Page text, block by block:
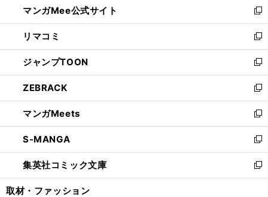
く
ド
ウ
で
開
く
ィ
ン
ド
ウ
で
開
く
い
ウ
ィ
ン
ド
ウ
で
開
く
マンガMee公式サイト
新
し
い
ウ
ィ
ン
ド
ウ
で
開
く
リマコミ
新
し
い
ウ
ィ
ン
ド
ウ
で
開
く
ジャンプTOON
新
し
い
ウ
ィ
ン
ド
ウ
で
開
ZEBRACK
新
し
い
ウ
ィ
ン
ド
ウ
マンガMeets
新
し
い
ウ
ィ
ン
S-MANGA
新
し
い
ウ
集英社コミック文庫
新
し
取材・ファッション